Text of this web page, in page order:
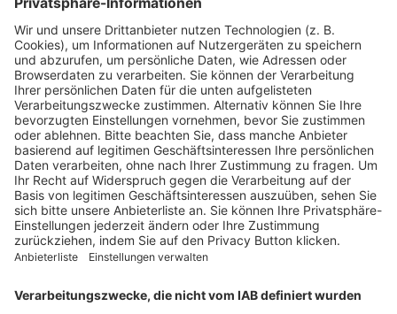
Firmenporträts
Panorama
Produkte
Ratgeber
Weitblick
WEITERES AUS DEM VERLAG
Reisemobil International